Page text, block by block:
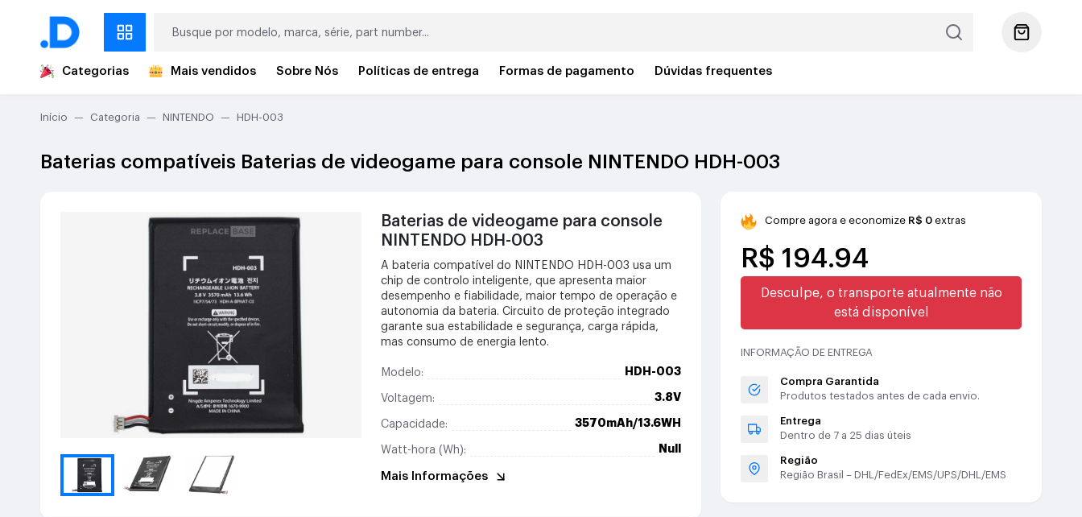
Categorias Mais vendidos Sobre Nós Políticas de entrega Formas de pagamento Dúvidas frequentes
Início Categoria NINTENDO HDH-003
Baterias compatíveis Baterias de videogame para console NINTENDO HDH-003
Baterias de videogame para console
NINTENDO HDH-003
A bateria compatível do NINTENDO HDH-003 usa um
chip de controlo inteligente, que apresenta maior
desempenho e fiabilidade, maior tempo de operação e
autonomia da bateria. Circuito de proteção integrado
garante sua estabilidade e segurança, carga rápida,
mas consumo de energia lento.
Modelo: HDH-003
Voltagem: 3.8V
Capacidade: 3570mAh/13.6WH
Watt-hora (Wh): Null
Mais Informações
Compre agora e economize R$ 0extras
R$ 194.94
Desculpe, o transporte atualmente não
está disponível
INFORMAÇÃO DE ENTREGA
Compra Garantida
Produtos testados antes de cada envio.
Entrega
Dentro de 7 a 25 dias úteis
Região
Região Brasil – DHL/FedEx/EMS/UPS/DHL/EMS